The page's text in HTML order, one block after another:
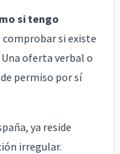
si tengo
comprobar si existe
oferta verbal o
permiso por sí
ya reside
irregular.